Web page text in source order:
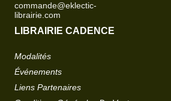
commande@eklectic-
librairie.com
LIBRAIRIE CADENCE
Modalités
Événements
Liens Partenaires